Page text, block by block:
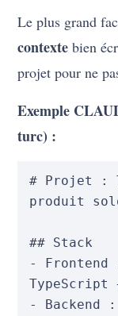
Le plus grand
contexte bien
projet pour ne
Exemple
turc) :
# Projet :
produit
## Stack
- Frontend
TypeScript
- Backend